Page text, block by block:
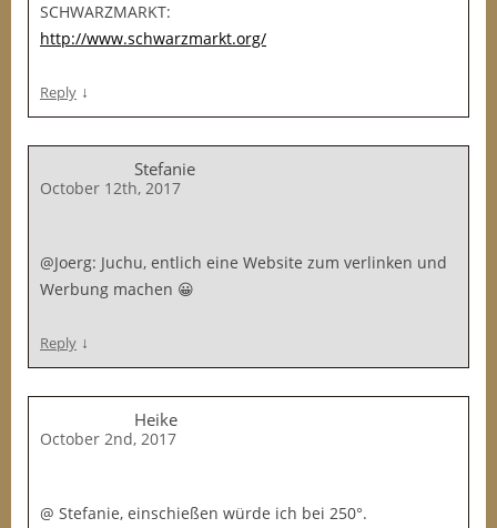
SCHWARZMARKT:
http://www.schwarzmarkt.org/
Reply ↓
Stefanie
October 12th, 2017
@Joerg: Juchu, entlich eine Website zum verlinken und
Werbung machen 😀
Reply ↓
Heike
October 2nd, 2017
@ Stefanie, einschießen würde ich bei 250°.